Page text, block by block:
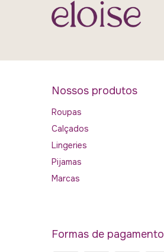
Nossos produtos
Roupas
Calçados
Lingeries
Pijamas
Marcas
Formas de pagamento